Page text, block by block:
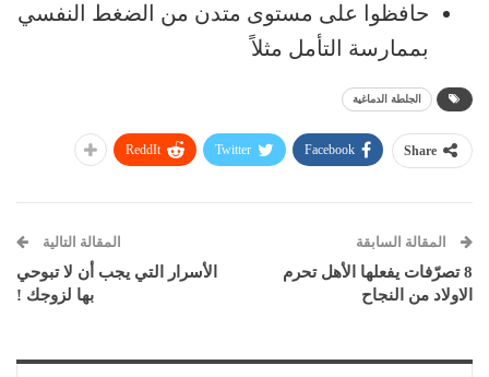
حافظوا على مستوى متدن من الضغط النفسي
بممارسة التأمل مثلاً
الجلطة الدماغية
Share
Facebook
Twitter
ReddIt
المقالة السابقة
8 تصرّفات يفعلها الأهل تحرم
الاولاد من النجاح
المقالة التالية
الأسرار التي يجب أن لا تبوحي
بها لزوجك !